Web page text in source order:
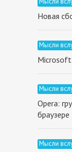
Новая
Мысли
Microsoft
Мысли
Opera:
браузере
Мысли